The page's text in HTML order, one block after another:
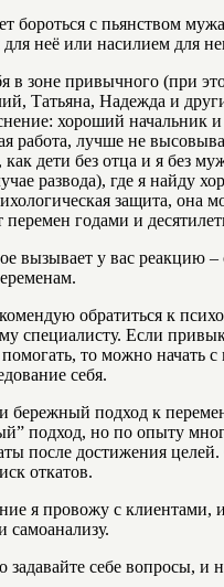
бороться с пьянством
для неё или насилием для
в зоне привычного (при
Татьяна, Надежда и
хороший начальник
работа, лучше не
дети без отца и я без
развода), где я найду
защита, она
перемен годами и
вызывает у вас реакцию –
обратиться к
специалисту. Если
помогать, то можно начать с
себя.
бережный подход к
подход, но по опыту
после достижения
откатов.
я провожу с клиентами,
самоанализу.
себе вопросы, и